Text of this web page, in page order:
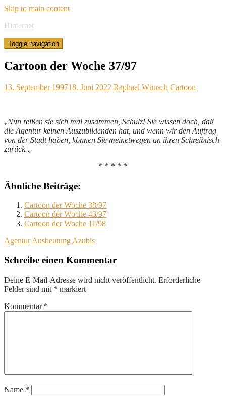
Skip to main content
Hinternet
Toggle navigation
Cartoon der Woche 37/97
13. September 199718. Juni 2022 Raphael Wünsch Cartoon
„Nun reißen sie sich mal zusammen, Schulz! Sie wissen doch, daß
die Agentur keinen Auszubildenden hat, und wenn wir den Auftrag
von der Stadt haben, können Sie meinetwegen an ihren Schreibtisch
zurück.„
* * * * *
Ähnliche Beiträge:
Cartoon der Woche 38/97
Cartoon der Woche 43/97
Cartoon der Woche 11/98
Agentur Ausbeutung Azubis
Schreibe einen Kommentar
Deine E-Mail-Adresse wird nicht veröffentlicht. Erforderliche
Felder sind mit * markiert
Kommentar *
Name *